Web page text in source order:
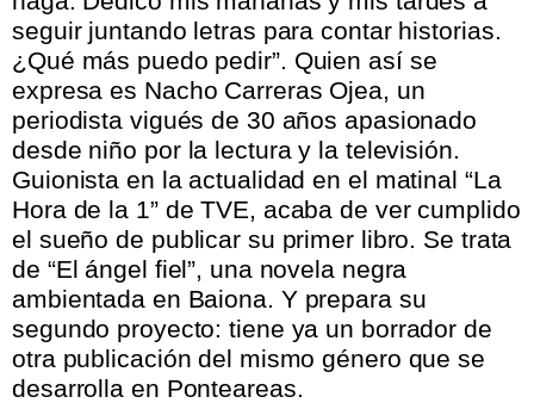
seguir juntando letras para contar historias.
¿Qué más puedo pedir”. Quien así se
expresa es Nacho Carreras Ojea, un
periodista vigués de 30 años apasionado
desde niño por la lectura y la televisión.
Guionista en la actualidad en el matinal “La
Hora de la 1” de TVE, acaba de ver cumplido
el sueño de publicar su primer libro. Se trata
de “El ángel fiel”, una novela negra
ambientada en Baiona. Y prepara su
segundo proyecto: tiene ya un borrador de
otra publicación del mismo género que se
desarrolla en Ponteareas.